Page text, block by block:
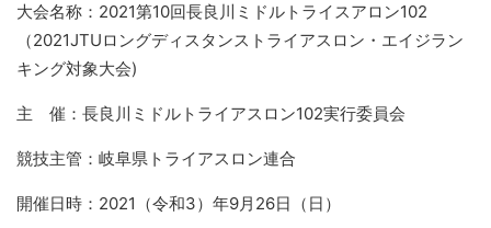
大会名称：2021第10回長良川ミドルトライスアロン102
（2021JTUロングディスタンストライアスロン・エイジラン
キング対象大会)
主 催：長良川ミドルトライアスロン102実行委員会
競技主管：岐阜県トライアスロン連合
開催日時：2021（令和3）年9月26日（日）